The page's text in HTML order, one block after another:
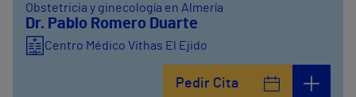
Obstetricia y ginecología en Almería
Dr. Pablo Romero Duarte
Centro Médico Vithas El Ejido
Pedir Cita